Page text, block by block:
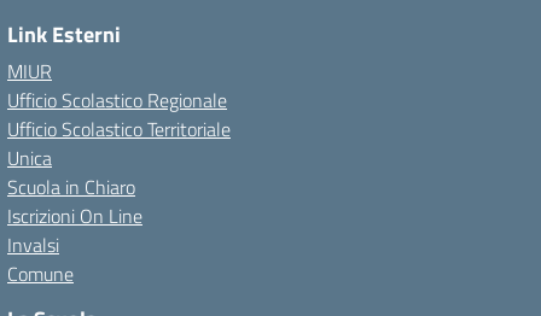
Link Esterni
MIUR
Ufficio Scolastico Regionale
Ufficio Scolastico Territoriale
Unica
Scuola in Chiaro
Iscrizioni On Line
Invalsi
Comune